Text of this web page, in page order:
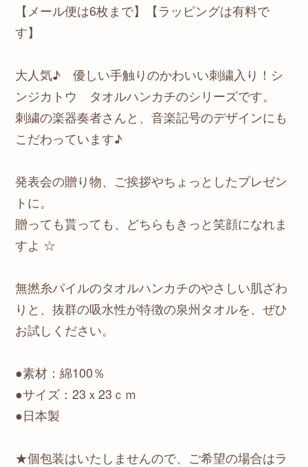
【メール便は6枚まで】【ラッピングは有料で
す】
大人気♪ 優しい手触りのかわいい刺繍入り！シ
ンジカトウ タオルハンカチのシリーズです。
刺繍の楽器奏者さんと、音楽記号のデザインにも
こだわっています♪
発表会の贈り物、ご挨拶やちょっとしたプレゼン
トに。
贈っても貰っても、どちらもきっと笑顔になれま
すよ ☆
無撚糸パイルのタオルハンカチのやさしい肌ざわ
りと、抜群の吸水性が特徴の泉州タオルを、ぜひ
お試しください。
●素材：綿100％
●サイズ：23ｘ23ｃｍ
●日本製
★個包装はいたしませんので、ご希望の場合はラ